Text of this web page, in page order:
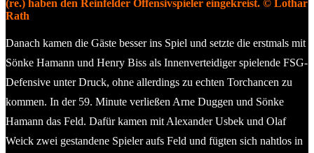
(re.) haben den Reinfelder Offensivspieler eingekreist. © Lothar
Rath
Danach kamen die Gäste besser ins Spiel und setzte die erstmals mit
Sönke Hamann und Henry Biss als Innenverteidiger spielende FSG-
Defensive unter Druck, ohne allerdings zu echten Torchancen zu
kommen. In der 59. Minute verließen Arne Duggen und Sönke
Hamann das Feld. Dafür kamen mit Alexander Usbek und Olaf
Weick zwei gestandene Spieler aufs Feld und fügten sich nahtlos in